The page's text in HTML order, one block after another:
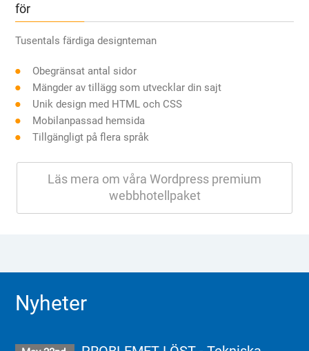
för
Tusentals färdiga designteman
Obegränsat antal sidor
Mängder av tillägg som utvecklar din sajt
Unik design med HTML och CSS
Mobilanpassad hemsida
Tillgängligt på flera språk
Läs mera om våra Wordpress premium
webbhotellpaket
Nyheter